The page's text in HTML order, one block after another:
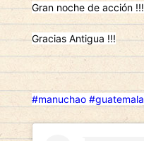
Gran noche de acción !!!
Gracias Antigua !!!
#manuchao #guatemala